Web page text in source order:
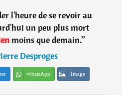
l'heure de se revoir au
un peu plus mort
moins que demain.”
Desproges
WhatsApp Image